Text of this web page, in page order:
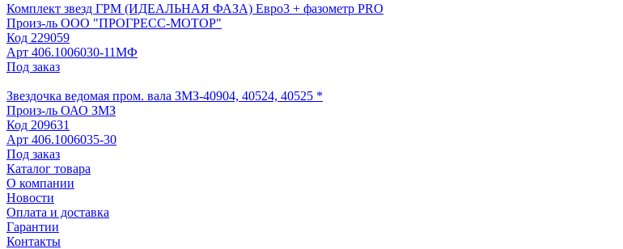
Комплект звезд ГРМ (ИДЕАЛЬНАЯ ФАЗА) Евро3 + фазометр PRO
Произ-ль ООО "ПРОГРЕСС-МОТОР"
Код 229059
Арт 406.1006030-11МФ
Под заказ
Звездочка ведомая пром. вала ЗМЗ-40904, 40524, 40525 *
Произ-ль ОАО ЗМЗ
Код 209631
Арт 406.1006035-30
Под заказ
Каталог товара
О компании
Новости
Оплата и доставка
Гарантии
Контакты